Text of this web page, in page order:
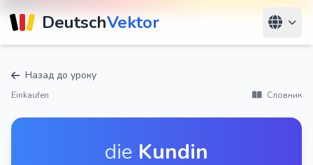
DeutschVektor
Назад до уроку
Einkaufen Словник
die Kundin